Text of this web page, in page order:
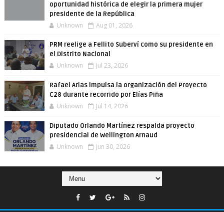
oportunidad histórica de elegir la primera mujer
presidente de la República
Unknown Aug 01, 2026
PRM reelige a Fellito Suberví como su presidente en
el Distrito Nacional
Unknown Jul 23, 2026
Rafael Arias impulsa la organización del Proyecto
C28 durante recorrido por Elías Piña
Unknown Jul 14, 2026
Diputado Orlando Martínez respalda proyecto
presidencial de Wellington Arnaud
Unknown Jun 30, 2026